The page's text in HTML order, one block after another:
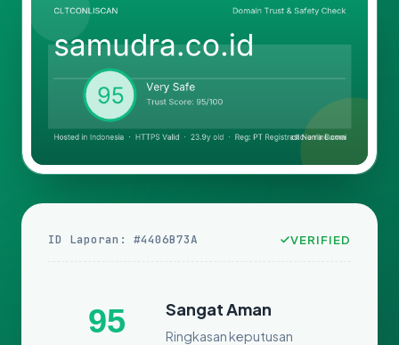
ID Laporan: #4406B73A VERIFIED
95 Sangat Aman
Ringkasan keputusan